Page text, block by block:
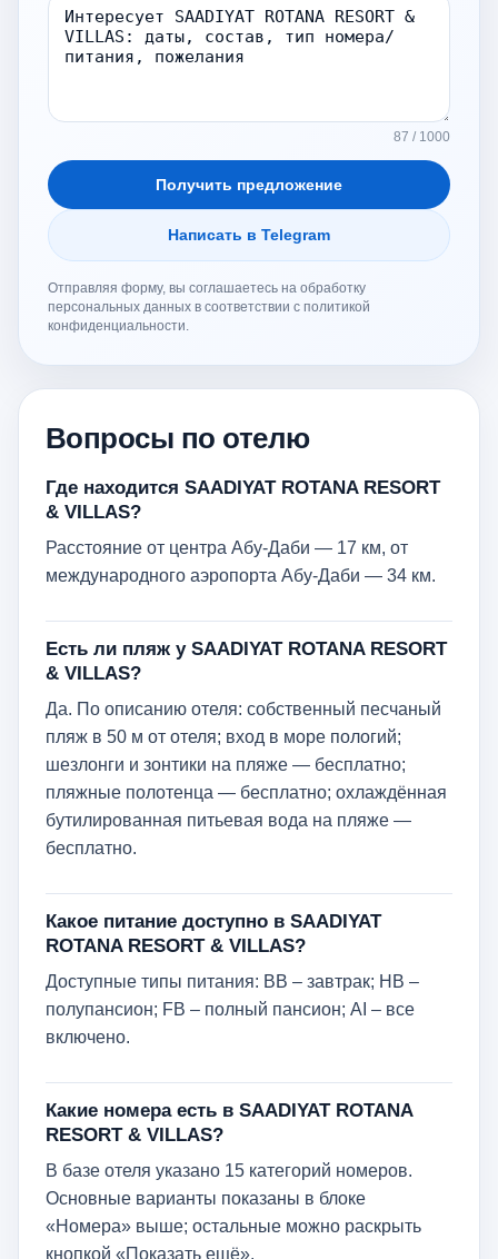
87 / 1000
Получить предложение
Написать в Telegram
Отправляя форму, вы соглашаетесь на обработку
персональных данных в соответствии с политикой
конфиденциальности.
Вопросы по отелю
Где находится SAADIYAT ROTANA RESORT
& VILLAS?
Расстояние от центра Абу-Даби — 17 км, от
международного аэропорта Абу-Даби — 34 км.
Есть ли пляж у SAADIYAT ROTANA RESORT
& VILLAS?
Да. По описанию отеля: собственный песчаный
пляж в 50 м от отеля; вход в море пологий;
шезлонги и зонтики на пляже — бесплатно;
пляжные полотенца — бесплатно; охлаждённая
бутилированная питьевая вода на пляже —
бесплатно.
Какое питание доступно в SAADIYAT
ROTANA RESORT & VILLAS?
Доступные типы питания: BB – завтрак; HB –
полупансион; FB – полный пансион; AI – все
включено.
Какие номера есть в SAADIYAT ROTANA
RESORT & VILLAS?
В базе отеля указано 15 категорий номеров.
Основные варианты показаны в блоке
«Номера» выше; остальные можно раскрыть
кнопкой «Показать ещё».